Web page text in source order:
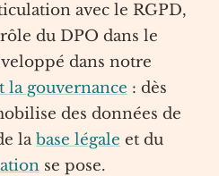
avec le RGPD,
du DPO dans le
dans notre
la gouvernance : dès
des données de
la base légale et du
se pose.